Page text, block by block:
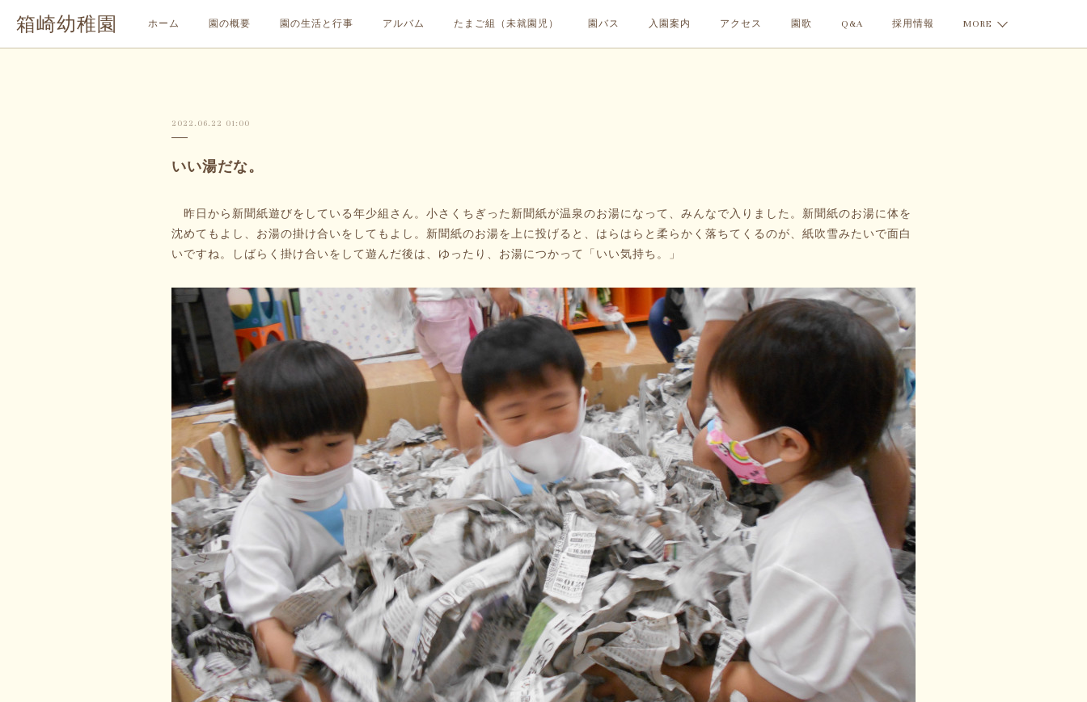
箱崎幼稚園 ホーム 園の概要 園の生活と行事 アルバム たまご組（未就園児） 園バス 入園案内 アクセス 園歌 Q&A 採用情報 MORE
2022.06.22 01:00
いい湯だな。
昨日から新聞紙遊びをしている年少組さん。小さくちぎった新聞紙が温泉のお湯になって、みんなで入りました。新聞紙のお湯に体を
沈めてもよし、お湯の掛け合いをしてもよし。新聞紙のお湯を上に投げると、はらはらと柔らかく落ちてくるのが、紙吹雪みたいで面白
いですね。しばらく掛け合いをして遊んだ後は、ゆったり、お湯につかって「いい気持ち。」